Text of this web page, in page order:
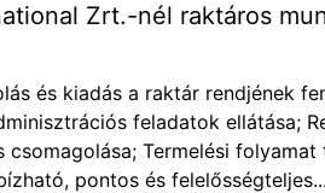
Zrt.-nél raktáros
és kiadás a raktár rendjének
feladatok ellátása;
csomagolása; Termelési
pontos és felelősségteljes...